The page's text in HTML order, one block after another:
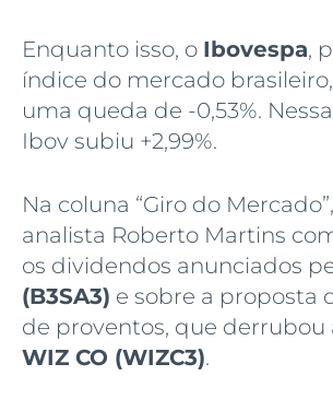
Enquanto isso, o Ibovespa,
índice do mercado
uma queda de -0,53%.
Ibov subiu +2,99%.
Na coluna “Giro do
analista Roberto Martins
os dividendos anunciados
(B3SA3) e sobre a proposta
de proventos, que derrubou
WIZ CO (WIZC3).